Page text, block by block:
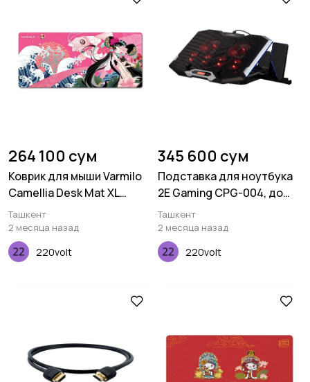
264 100 сум
Коврик для мыши Varmilo
Camellia Desk Mat XL
(900х400х3мм)
Ташкент
2 месяца назад
220volt
345 600 сум
Подставка для ноутбука
2E Gaming CPG-004, до
15.6", 2xUSB-A, LCD/phone
holder, RGB, чёрный
Ташкент
2 месяца назад
220volt